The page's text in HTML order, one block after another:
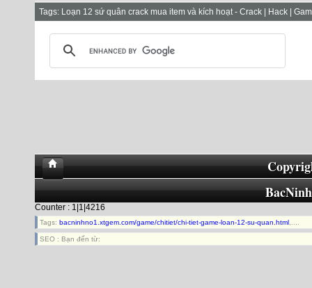
Tags: Loạn 12 sứ quân crack mua item và kích hoạt - Crack | Hack |
Counter : 1|1|4216
Tags: bacninhno1.xtgem.com/game/chitiet/chi-tiet-game-loan-12-su-quan.html
SEO : Bạn đến từ: